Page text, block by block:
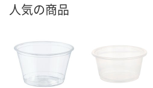
人気の商品